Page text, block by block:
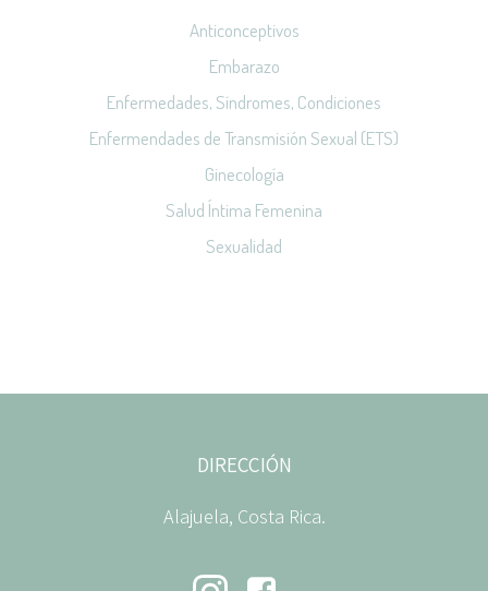
Anticonceptivos
Embarazo
Enfermedades, Síndromes, Condiciones
Enfermendades de Transmisión Sexual (ETS)
Ginecología
Salud Íntima Femenina
Sexualidad
DIRECCIÓN
Alajuela, Costa Rica.